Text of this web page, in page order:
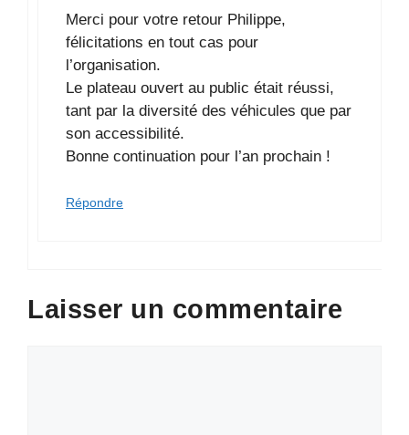
Merci pour votre retour Philippe,
félicitations en tout cas pour
l’organisation.
Le plateau ouvert au public était réussi,
tant par la diversité des véhicules que par
son accessibilité.
Bonne continuation pour l’an prochain !
Répondre
Laisser un commentaire